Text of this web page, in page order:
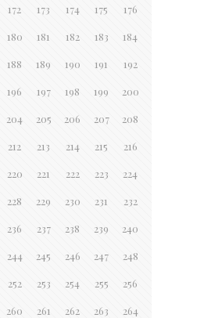
172 173 174 175 176
180 181 182 183 184
188 189 190 191 192
196 197 198 199 200
204 205 206 207 208
212 213 214 215 216
220 221 222 223 224
228 229 230 231 232
236 237 238 239 240
244 245 246 247 248
252 253 254 255 256
260 261 262 263 264